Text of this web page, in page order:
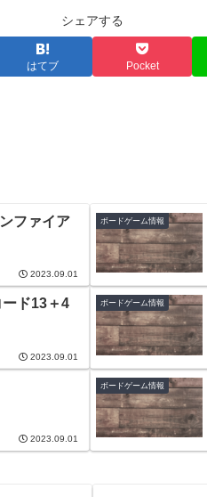
シェアする
はてブ Pocket
ファイア
2023.09.01
ボードゲーム情報
ド13＋4
2023.09.01
ボードゲーム情報
2023.09.01
ボードゲーム情報